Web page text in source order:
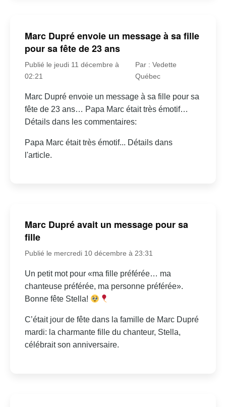
Marc Dupré envoie un message à sa fille
pour sa fête de 23 ans
Publié le jeudi 11 décembre à
02:21
Par : Vedette
Québec
Marc Dupré envoie un message à sa fille pour sa
fête de 23 ans… Papa Marc était très émotif…
Détails dans les commentaires:
Papa Marc était très émotif... Détails dans
l'article.
Marc Dupré avait un message pour sa
fille
Publié le mercredi 10 décembre à 23:31
Un petit mot pour «ma fille préférée… ma
chanteuse préférée, ma personne préférée».
Bonne fête Stella!
C’était jour de fête dans la famille de Marc Dupré
mardi: la charmante fille du chanteur, Stella,
célébrait son anniversaire.